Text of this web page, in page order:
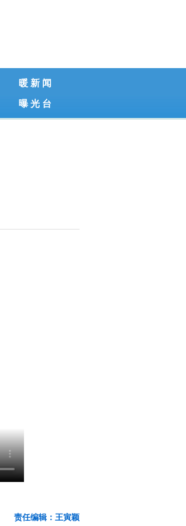
暖 新 闻
曝 光 台
责任编辑：王寅颖